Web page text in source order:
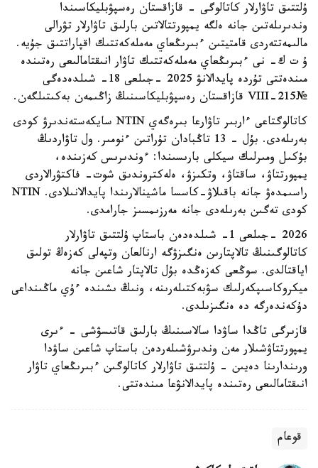
ۇلتتىق تاۋارلار كاتالوگى - قازاقستان رەسپۋبليكاسىندا
وندىرىلەتىن جانە ەلگە يمپورتتالاتىن بارلىق تاۋارلار تۋرالى
مالىمەتتەردى قامتيتىن ءبىرىڭعاي مەملەكەتتىك اقپاراتتىق جۇيە.
ۇ ت ك- نى ءبىرىڭعاي مەملەكەتتىك تاۋار انىقتامالىعى رەتىندە
مىندەتتى تۇردە پايدالانۋ 2025 -جىلعى 18- شىلدەدەگى
№215-VIII قازاقستان رەسپۋبليكاسىنىڭ زاڭىمەن بەكىتىلگەن.
كاتالوگتاعى ءاربىر تاۋارعا بىرەگەي NTIN سايكەستەندىرۋ كودى
بەرىلەدى. بۇل - 13 تاڭبادان تۇراتىن ءنومىر. ول تاۋاردىڭ
بۇكىل ومىرلىك سيكلى بارىسىندا: ءوندىرىس كەزىندە،
يمپورتتاۋ، ساقتاۋ، وتكىزۋ، ەلەكتروندىق شوت- فاكتۋرالاردى
راسىمدەۋ جانە باقىلاۋ-كاسسا ماشينالارىندا پايدالانىلادى. NTIN
كودى تەگىن بەرىلەدى جانە مەرزىمسىز جارامدى.
2026 -جىلعى 1- شىلدەدەن باستاپ ۇلتتىق تاۋارلار
كاتالوگىنىڭ تالاپتارىن ەنگىزۋگە ارنالعان وتپەلى كەزەڭ تولىق
اياقتالدى. سوڭعى كەزەڭدە بۇل تالاپتار شاعىن جانە
ميكروكاسىپكەرلىك سۋبەكتىلەرىنە، ونىڭ ىشىندە ءۇي ماڭىنداعى
دۇكەندەرگە دە ەنگىزىلدى.
قازىرگى تاڭدا ساۋدا سالاسىنىڭ بارلىق قاتىسۋشى - ءىرى
يمپورتتاۋشىلار مەن وندىرۋشىلەردەن باستاپ شاعىن ساۋدا
ورىندارىنا دەيىن - ۇلتتىق تاۋارلار كاتالوگىن ءبىرىڭعاي تاۋار
انىقتامالىعى رەتىندە پايدالانۋعا مىندەتتى.
قوعام